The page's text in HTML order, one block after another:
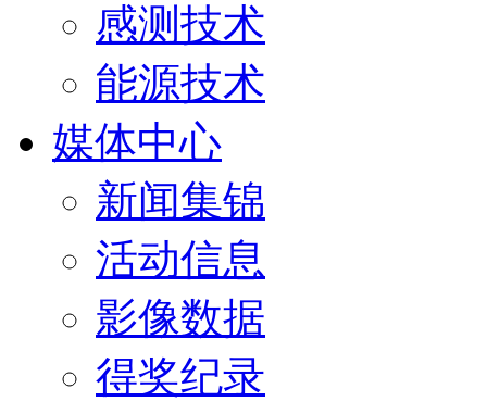
感测技术
能源技术
媒体中心
新闻集锦
活动信息
影像数据
得奖纪录